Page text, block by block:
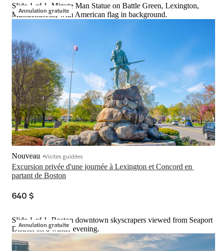
Annulation gratuite
Slide 1 of 1, Minute Man Statue on Battle Green, Lexington,
Massachusetts, with American flag in background.
Excursion privée d'une journée à Lexington et Concord en
partant de Boston
Nouveau Visites guidées
640 $
Annulation gratuite
Slide 1 of 1, Boston downtown skyscrapers viewed from Seaport
District on a winter evening.